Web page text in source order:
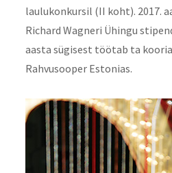
laulukonkursil (II koht). 2017.
Richard Wagneri Ühingu
aasta sügisest töötab ta
Rahvusooper Estonias.